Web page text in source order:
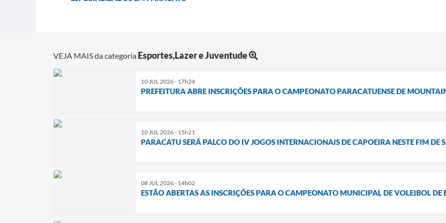
VEJA MAIS da categoria Esportes,Lazer e Juventude
10 JUL 2026 - 17h24
PREFEITURA ABRE INSCRIÇÕES PARA O CAMPEONATO PARACATUENSE DE
10 JUL 2026 - 15h21
PARACATU SERÁ PALCO DO IV JOGOS INTERNACIONAIS DE CAPOEIRA NESTE FIM DE
08 JUL 2026 - 14h02
ESTÃO ABERTAS AS INSCRIÇÕES PARA O CAMPEONATO MUNICIPAL DE VOLEIBOL DE